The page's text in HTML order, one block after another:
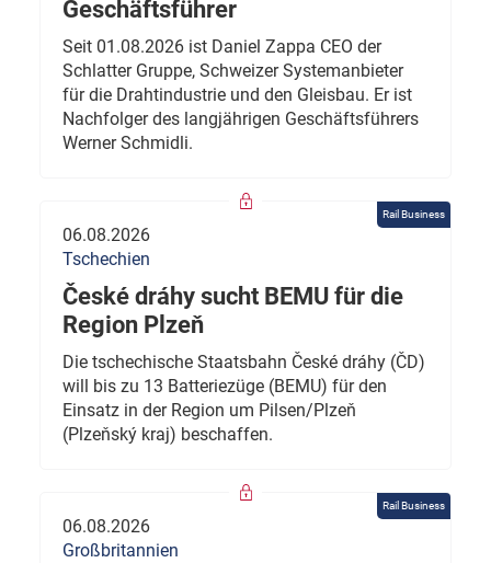
Geschäftsführer
Seit 01.08.2026 ist Daniel Zappa CEO der
Schlatter Gruppe, Schweizer Systemanbieter
für die Drahtindustrie und den Gleisbau. Er ist
Nachfolger des langjährigen Geschäftsführers
Werner Schmidli.
Rail Business
06.08.2026
Tschechien
České dráhy sucht BEMU für die
Region Plzeň
Die tschechische Staatsbahn České dráhy (ČD)
will bis zu 13 Batteriezüge (BEMU) für den
Einsatz in der Region um Pilsen/Plzeň
(Plzeňský kraj) beschaffen.
Rail Business
06.08.2026
Großbritannien